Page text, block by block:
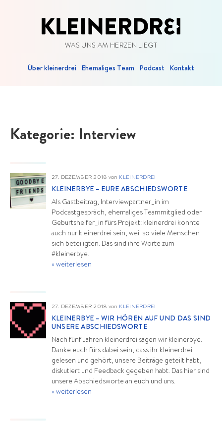
WAS UNS AM HERZEN LIEGT
Über kleinerdrei Ehemaliges Team Podcast Kontakt
Kategorie: Interview
27. DEZEMBER 2018 von KLEINERDREI
KLEINERBYE – EURE ABSCHIEDSWORTE
Als Gastbeitrag, Interviewpartner_in im
Podcastgespräch, ehemaliges Teammitglied oder
Geburtshelfer_in fürs Projekt: kleinerdrei konnte
auch nur kleinerdrei sein, weil so viele Menschen
sich beteiligten. Das sind ihre Worte zum
#kleinerbye.
» weiterlesen
27. DEZEMBER 2018 von KLEINERDREI
KLEINERBYE – WIR HÖREN AUF UND DAS SIND
UNSERE ABSCHIEDSWORTE
Nach fünf Jahren kleinerdrei sagen wir kleinerbye.
Danke euch fürs dabei sein, dass ihr kleinerdrei
gelesen und gehört, unsere Beiträge geteilt habt,
diskutiert und Feedback gegeben habt. Das hier sind
unsere Abschiedsworte an euch und uns.
» weiterlesen